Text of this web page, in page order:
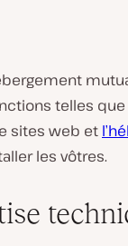
telles
sites web et
les vôtres.